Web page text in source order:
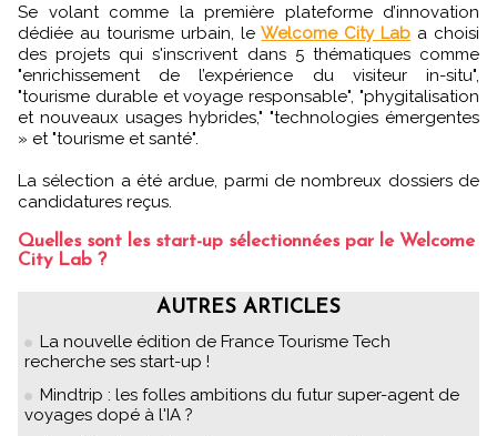
Se volant comme la première plateforme d’innovation
dédiée au tourisme urbain, leWelcome City Lab a choisi
des projets qui s'inscrivent dans 5 thématiques comme
"enrichissement de l’expérience du visiteur in-situ",
"tourisme durable et voyage responsable", "phygitalisation
et nouveaux usages hybrides," "technologies émergentes
» et "tourisme et santé".
La sélection a été ardue, parmi de nombreux dossiers de
candidatures reçus.
Quelles sont les start-up sélectionnées par le Welcome
City Lab ?
AUTRES ARTICLES
La nouvelle édition de France Tourisme Tech
recherche ses start-up !
Mindtrip : les folles ambitions du futur super-agent de
voyages dopé à l'IA ?